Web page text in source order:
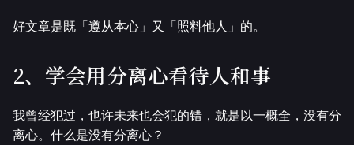
好文章是既「遵从本心」又「照料他人」的。
2、学会用分离心看待人和事
我曾经犯过，也许未来也会犯的错，就是以一概全，没有分
离心。什么是没有分离心？